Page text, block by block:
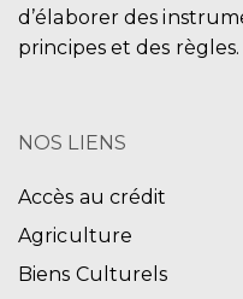
d’élaborer des
principes et des règles.
NOS LIENS
Accès au crédit
Agriculture
Biens Culturels